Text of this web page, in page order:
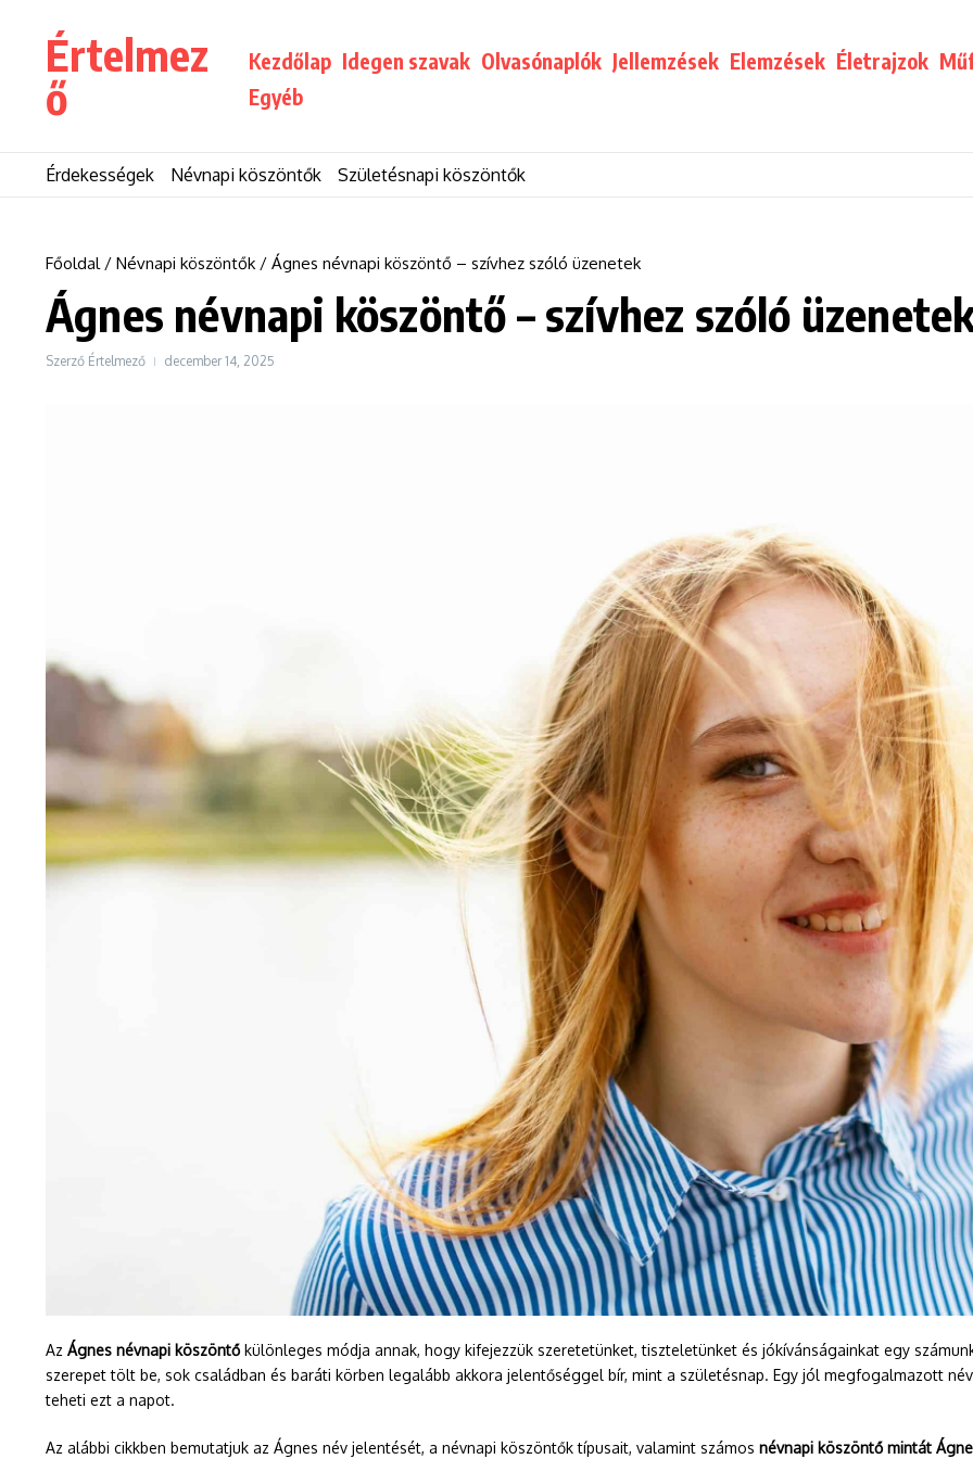
Értelmez
ő
Kezdőlap Idegen szavak Olvasónaplók Jellemzések Elemzések Életrajzok
Egyéb
Érdekességek Névnapi köszöntők Születésnapi köszöntők
Főoldal/ Névnapi köszöntők/ Ágnes névnapi köszöntő – szívhez szóló üzenetek
Ágnes névnapi köszöntő – szívhez szóló
Szerző Értelmező december 14, 2025
Az Ágnes névnapi köszöntőkülönleges módja annak, hogy kifejezzük szeretetünket, tiszteletünket és jókívánságainkat egy
szerepet tölt be, sok családban és baráti körben legalább akkora jelentőséggel bír, mint a születésnap. Egy jól megfogalmazott
teheti ezt a napot.
Az alábbi cikkben bemutatjuk az Ágnes név jelentését, a névnapi köszöntők típusait, valamint számos névnapi köszöntő mintát